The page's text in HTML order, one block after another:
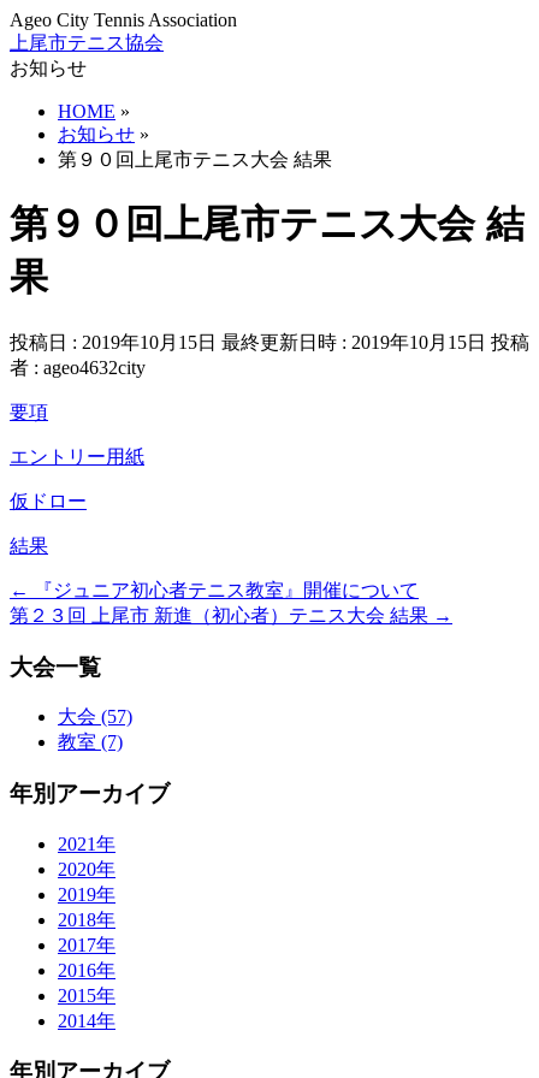
Ageo City Tennis Association
上尾市テニス協会
お知らせ
HOME »
お知らせ »
第９０回上尾市テニス大会 結果
第９０回上尾市テニス大会 結
果
投稿日 : 2019年10月15日 最終更新日時 : 2019年10月15日 投稿
者 : ageo4632city
要項
エントリー用紙
仮ドロー
結果
←
『ジュニア初心者テニス教室』開催について
第２３回 上尾市 新進（初心者）テニス大会 結果 →
大会一覧
大会 (57)
教室 (7)
年別アーカイブ
2021年
2020年
2019年
2018年
2017年
2016年
2015年
2014年
年別アーカイブ